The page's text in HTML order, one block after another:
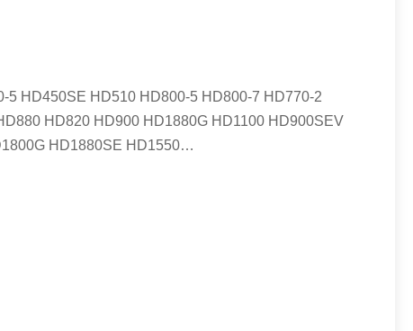
HD450SE HD510 HD800-5 HD800-7 HD770-2
HD820 HD900 HD1880G HD1100 HD900SEV
HD1880SE HD1550…